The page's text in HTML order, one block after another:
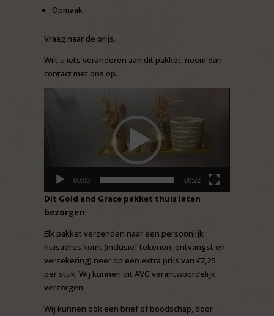
Opmaak
Vraag naar de prijs.
Wilt u iets veranderen aan dit pakket, neem dan
contact met ons op.
00:00 00:22
Dit Gold and Grace pakket thuis laten
bezorgen:
Elk pakket verzenden naar een persoonlijk
huisadres komt (inclusief tekenen, ontvangst en
verzekering) neer op een extra prijs van €7,25
per stuk. Wij kunnen dit AVG verantwoordelijk
verzorgen.
Wij kunnen ook een brief of boodschap, door